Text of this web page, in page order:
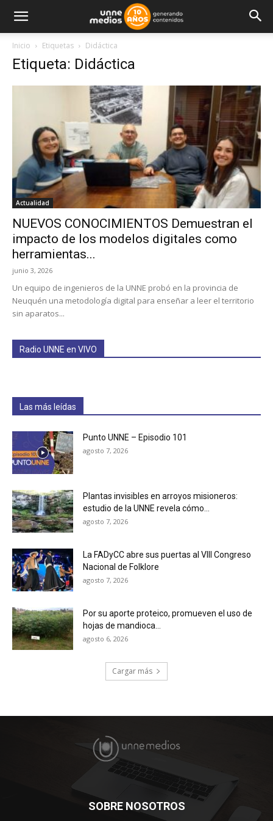
Inicio Etiquetas Didáctica
Etiqueta: Didáctica
Actualidad
NUEVOS CONOCIMIENTOS Demuestran el
impacto de los modelos digitales como
herramientas...
junio 3, 2026
Un equipo de ingenieros de la UNNE probó en la provincia de
Neuquén una metodología digital para enseñar a leer el territorio
sin aparatos...
Radio UNNE en VIVO
Las más leídas
Punto UNNE – Episodio 101
agosto 7, 2026
Plantas invisibles en arroyos misioneros:
estudio de la UNNE revela cómo...
agosto 7, 2026
La FADyCC abre sus puertas al VIII Congreso
Nacional de Folklore
agosto 7, 2026
Por su aporte proteico, promueven el uso de
hojas de mandioca...
agosto 6, 2026
Cargar más
SOBRE NOSOTROS